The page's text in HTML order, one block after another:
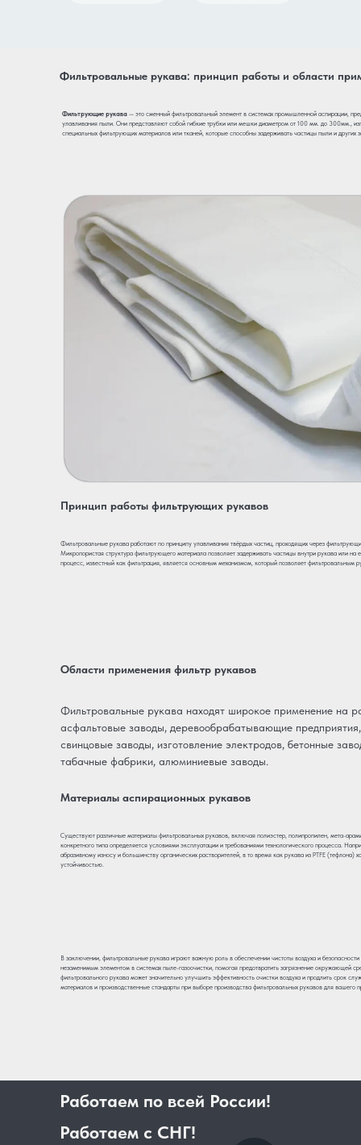
Фильтровальные рукава: принцип работы и области
Фильтрующие рукава — это сменный фильтровальный элемент в системах промышленной аспирации,
улавливания пыли. Они представляют собой гибкие трубки или мешки диаметром от 100 мм. до 300мм.,
специальных фильтрующих материалов или тканей, которые способны задерживать частицы пыли и других
Принцип работы фильтрующих рукавов
Фильтровальные рукава работают по принципу улавливания твёрдых частиц, проходящих через
Микропористая структура фильтрующего материала позволяет задерживать частицы внутри рукава или на
процесс, известный как фильтрация, является основным механизмом, который позволяет фильтровальным
Области применения фильтр рукавов
Фильтровальные рукава находят широкое применение на
асфальтовые заводы, деревообрабатывающие
свинцовые заводы, изготовление электродов, бетонные
табачные фабрики, алюминиевые заводы.
Материалы аспирационных рукавов
Существуют различные материалы фильтровальных рукавов, включая полиэстер, полипропилен, мета-
конкретного типа определяется условиями эксплуатации и требованиями технологического процесса.
абразивному износу и большинству органических растворителей, в то время как рукава из PTFE (тефлона)
устойчивостью.
В заключении, фильтровальные рукава играют важную роль в обеспечении чистоты воздуха и
незаменимым элементом в системах пыле-газоочистки, помогая предотвратить загрязнение окружающей
фильтровального рукава может значительно улучшить эффективность очистки воздуха и продлить срок
материалов и производственные стандарты при выборе производства фильтровальных рукавов для вашего
Работаем по всей России!
Работаем с СНГ!